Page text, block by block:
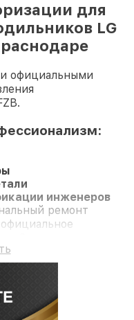
для
LG
официальными
инженеров
ремонт